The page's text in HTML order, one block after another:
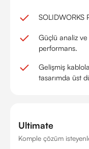
SOLIDWORKS
Güçlü analiz
performans.
Gelişmiş
tasarımda üst
Ultimate
Komple çözüm